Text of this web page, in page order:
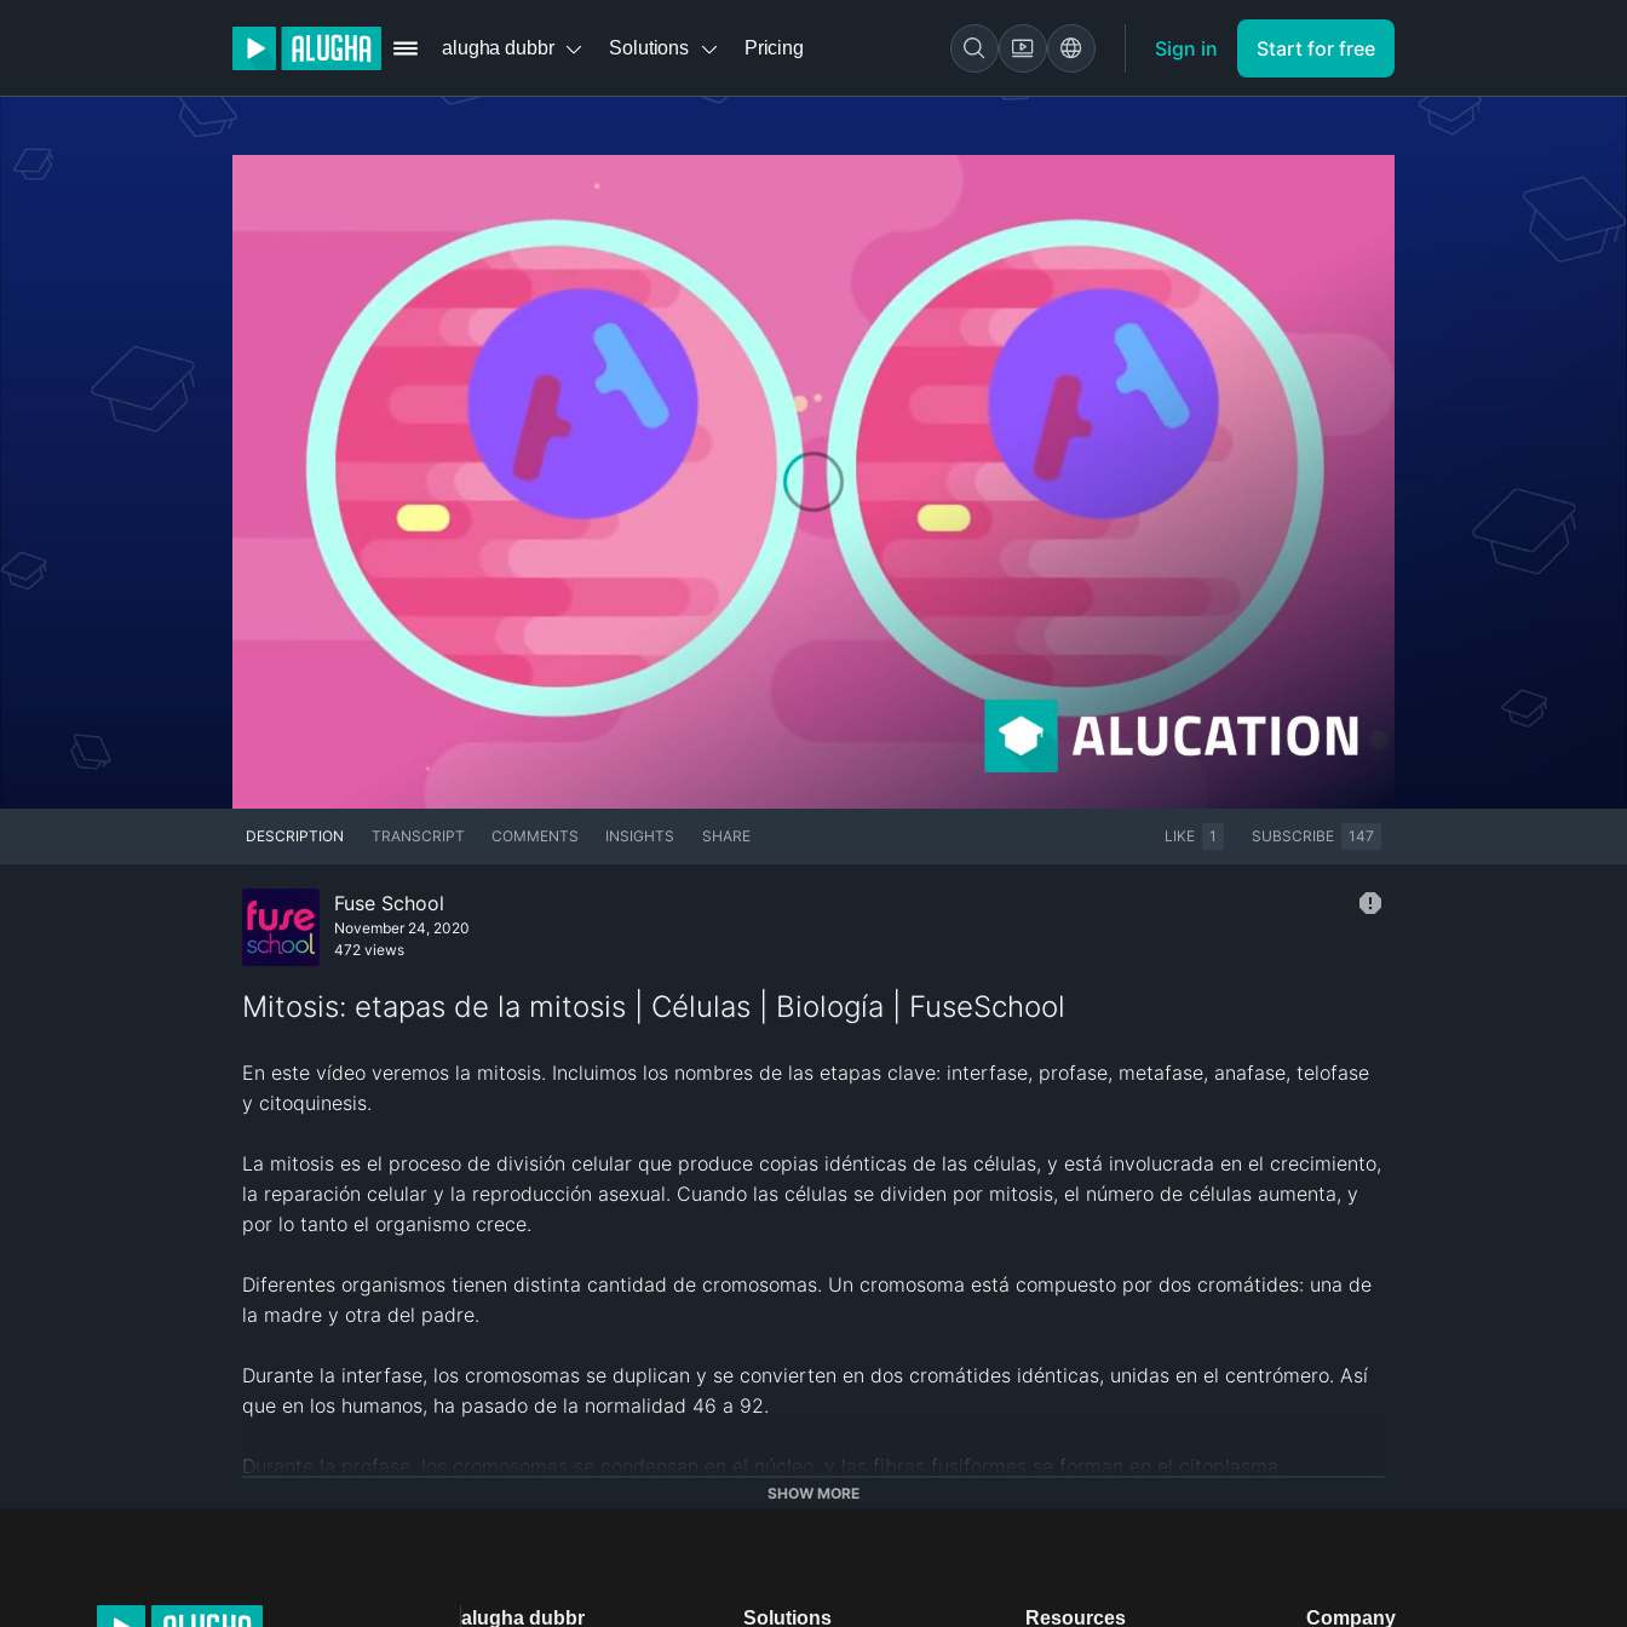
alugha dubbr Solutions Pricing Sign in Start for free
DESCRIPTION TRANSCRIPT COMMENTS INSIGHTS SHARE LIKE 1 SUBSCRIBE 147
Fuse School
November 24, 2020
472 views
Mitosis: etapas de la mitosis | Células | Biología | FuseSchool
En este vídeo veremos la mitosis. Incluimos los nombres de las etapas clave: interfase, profase, metafase, anafase, telofase
y citoquinesis.
La mitosis es el proceso de división celular que produce copias idénticas de las células, y está involucrada en el crecimiento,
la reparación celular y la reproducción asexual. Cuando las células se dividen por mitosis, el número de células aumenta, y
por lo tanto el organismo crece.
Diferentes organismos tienen distinta cantidad de cromosomas. Un cromosoma está compuesto por dos cromátides: una de
la madre y otra del padre.
Durante la interfase, los cromosomas se duplican y se convierten en dos cromátides idénticas, unidas en el centrómero. Así
que en los humanos, ha pasado de la normalidad 46 a 92.
Durante la profase, los cromosomas se condensan en el núcleo, y las fibras fusiformes se forman en el citoplasma.
La etapa final es la citoquinesis. La membrana celular se aprieta para separar los dos conjuntos de cromátides en dos
SHOW MORE
alugha dubbr Solutions Resources Company